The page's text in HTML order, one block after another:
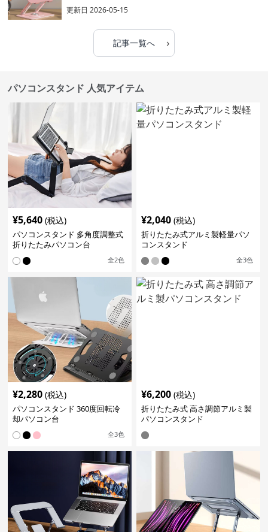
更新日2026-05-15
記事一覧へ ›
パソコンスタンド 人気アイテム
¥5,640 (税込)
パソコンスタンド 多角度調整式
折りたたみパソコン台
全2色
¥2,040 (税込)
折りたたみ式アルミ製軽量パソ
コンスタンド
全3色
¥2,280 (税込)
パソコンスタンド 360度回転冷
却パソコン台
全3色
¥6,200 (税込)
折りたたみ式 高さ調節アルミ製
パソコンスタンド